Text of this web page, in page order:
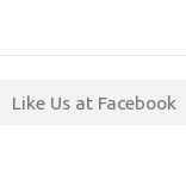
Like Us at Facebook